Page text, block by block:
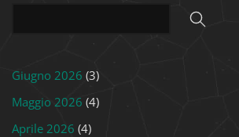
Giugno 2026 (3)
Maggio 2026 (4)
Aprile 2026 (4)